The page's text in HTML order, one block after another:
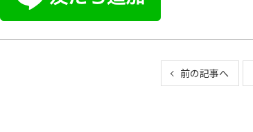
前の記事へ